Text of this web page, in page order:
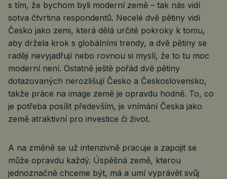
s tím, že bychom byli moderní země – tak nás vidí
sotva čtvrtina respondentů. Necelé dvě pětiny vidí
Česko jako zemi, která dělá určité pokroky k tomu,
aby držela krok s globálními trendy, a dvě pětiny se
raději nevyjadřují nebo rovnou si myslí, že to tu moc
moderní není. Ostatně ještě pořád dvě pětiny
dotazovaných nerozlišují Česko a Československo,
takže práce na image země je opravdu hodně. To, co
je potřeba posílit především, je vnímání Česka jako
země atraktivní pro investice či život.
A na změně se už intenzivně pracuje a zapojit se
může opravdu každý. Úspěšná země, kterou
jednoznačně chceme být, má a umí vyprávět svůj